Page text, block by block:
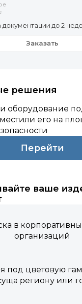
документации до 2
Заказать
решения
оборудование
его на
Перейти
ваше
в
организаций
под цветовую
региону или